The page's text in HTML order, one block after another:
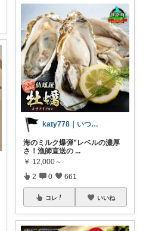
katy778｜いつも有難うございます✨
海のミルク爆弾”レベルの濃厚
さ！漁師直送の ...
￥ 12,000～
2 0 661
コレ いいね